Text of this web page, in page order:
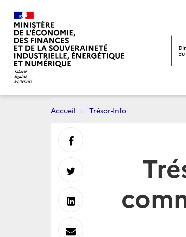
Accueil Trésor-Info
Partager
sur
Partager
sur
Partager
sur
Envoyer